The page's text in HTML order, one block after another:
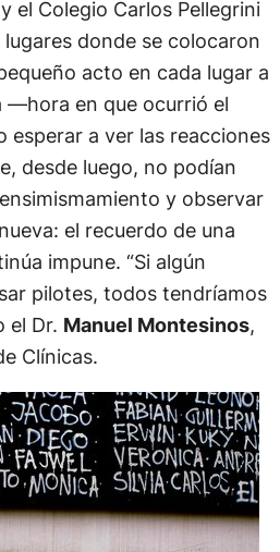
el Colegio Carlos Pellegrini
donde se colocaron
acto en cada lugar a
—hora en que ocurrió el
a ver las reacciones
desde luego, no podían
y observar
el recuerdo de una
impune. “Si algún
pilotes, todos tendríamos
el Dr. Manuel Montesinos,
Clínicas.